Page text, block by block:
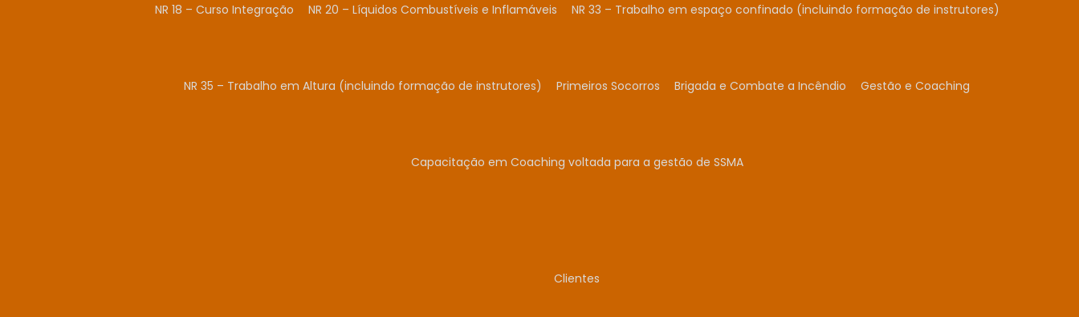
NR 18 – Curso Integração NR 20 – Líquidos Combustíveis e Inflamáveis NR 33 – Trabalho em espaço confinado (incluindo formação de instrutores)
NR 35 – Trabalho em Altura (incluindo formação de instrutores) Primeiros Socorros Brigada e Combate a Incêndio Gestão e Coaching
Capacitação em Coaching voltada para a gestão de SSMA
Clientes